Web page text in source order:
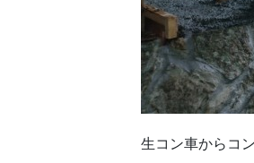
生コン車からコ